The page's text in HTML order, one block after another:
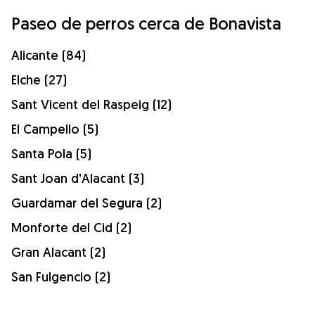
Paseo de perros cerca de Bonavista
Alicante (84)
Elche (27)
Sant Vicent del Raspeig (12)
El Campello (5)
Santa Pola (5)
Sant Joan d'Alacant (3)
Guardamar del Segura (2)
Monforte del Cid (2)
Gran Alacant (2)
San Fulgencio (2)